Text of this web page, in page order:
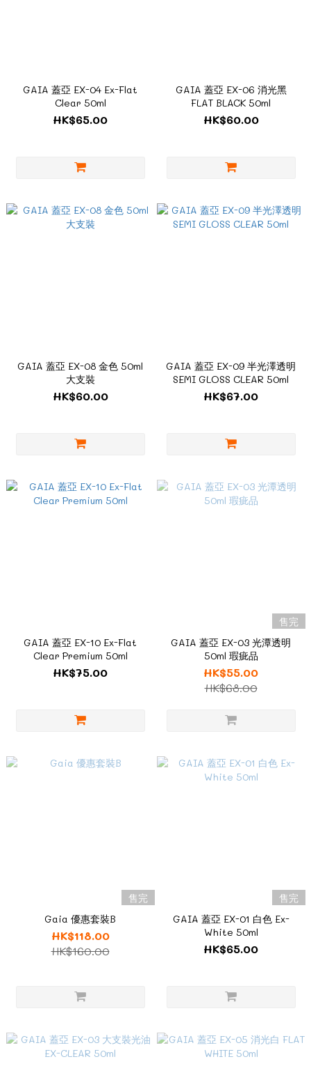
GAIA 蓋亞 EX-04 Ex-Flat
Clear 50ml
HK$65.00
GAIA 蓋亞 EX-06 消光黑
FLAT BLACK 50ml
HK$60.00
GAIA 蓋亞 EX-08 金色 50ml
大支裝
HK$60.00
GAIA 蓋亞 EX-09 半光澤透明
SEMI GLOSS CLEAR 50ml‎
HK$67.00
GAIA 蓋亞 EX-10 Ex-Flat
Clear Premium 50ml
HK$75.00
售完
GAIA 蓋亞 EX-03 光潭透明
50ml 瑕疵品
HK$55.00
HK$68.00
售完
Gaia 優惠套裝B
HK$118.00
HK$160.00
售完
GAIA 蓋亞 EX-01 白色 Ex-
White 50ml
HK$65.00